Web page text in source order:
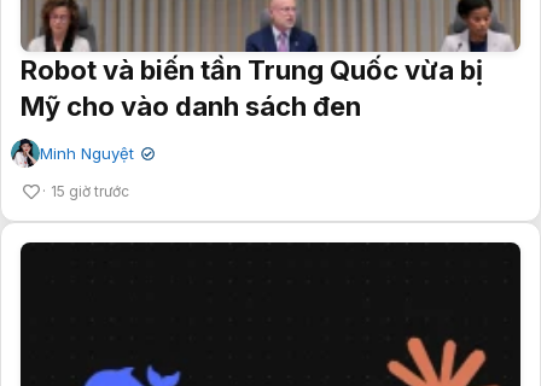
Robot và biến tần Trung Quốc vừa bị
Mỹ cho vào danh sách đen
Minh Nguyệt ✔
15 giờ trước